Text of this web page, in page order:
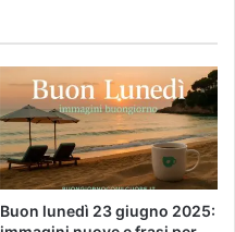
Buon lunedì 23 giugno 2025: